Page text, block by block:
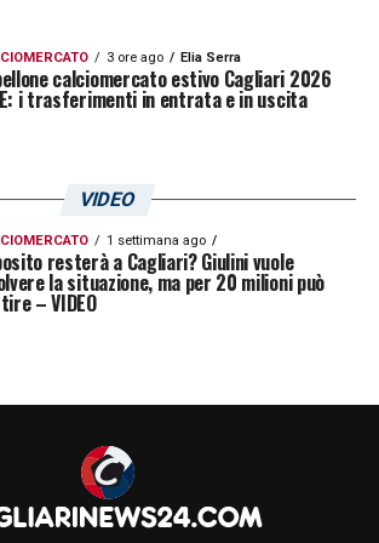
NOSTRE TOP NEWS
3 ore ago Elia Serra
calciomercato estivo Cagliari 2026
i trasferimenti in entrata e in uscita
VIDEO
1 settimana ago
resterà a Cagliari? Giulini vuole
la situazione, ma per 20 milioni può
– VIDEO